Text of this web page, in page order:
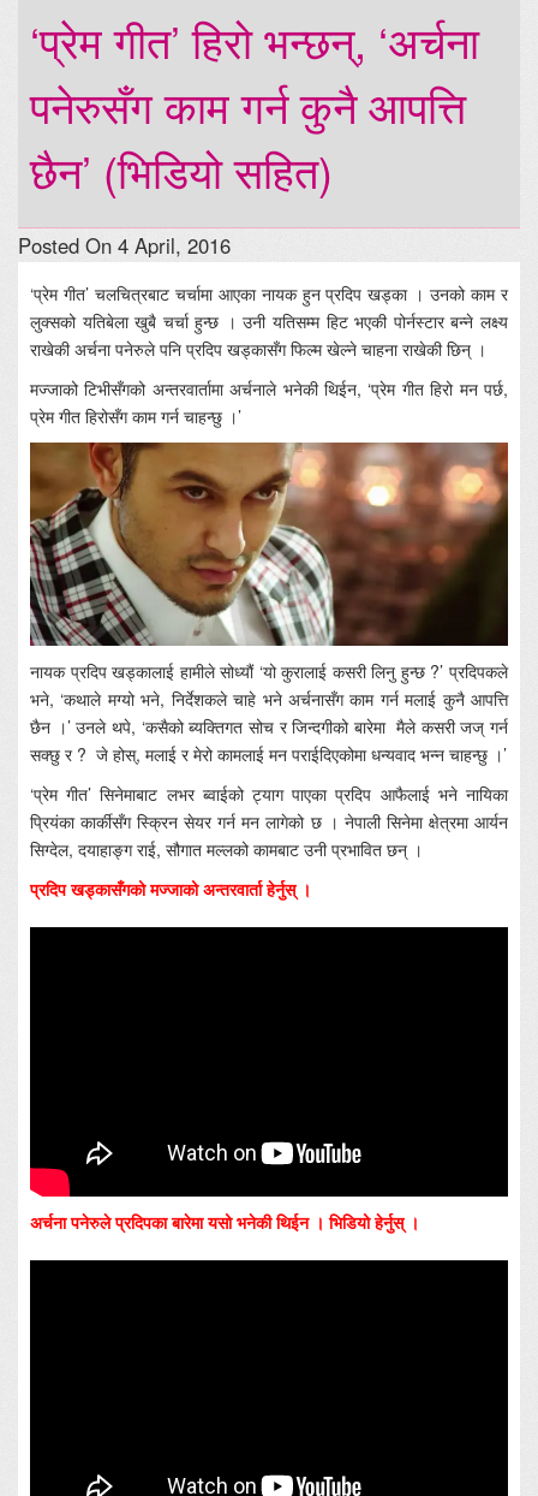
‘प्रेम गीत’ हिरो भन्छन्, ‘अर्चना
पनेरुसँग काम गर्न कुनै आपत्ति
छैन’ (भिडियो सहित)
Posted On 4 April, 2016
‘प्रेम गीत’ चलचित्रबाट चर्चामा आएका नायक हुन प्रदिप खड्का । उनको काम र
लुक्सको यतिबेला खुबै चर्चा हुन्छ । उनी यतिसम्म हिट भएकी पोर्नस्टार बन्ने लक्ष्य
राखेकी अर्चना पनेरुले पनि प्रदिप खड्कासँग फिल्म खेल्ने चाहना राखेकी छिन् ।
मज्जाको टिभीसँगको अन्तरवार्तामा अर्चनाले भनेकी थिईन, ‘प्रेम गीत हिरो मन पर्छ,
प्रेम गीत हिरोसँग काम गर्न चाहन्छु ।’
नायक प्रदिप खड्कालाई हामीले सोध्यौं ‘यो कुरालाई कसरी लिनु हुन्छ ?’ प्रदिपकले
भने, ‘कथाले मग्यो भने, निर्देशकले चाहे भने अर्चनासँग काम गर्न मलाई कुनै आपत्ति
छैन ।’ उनले थपे, ‘कसैको ब्यक्तिगत सोच र जिन्दगीको बारेमा मैले कसरी जज् गर्न
सक्छु र ? जे होस्, मलाई र मेरो कामलाई मन पराईदिएकोमा धन्यवाद भन्न चाहन्छु ।’
‘प्रेम गीत’ सिनेमाबाट लभर ब्वाईको ट्याग पाएका प्रदिप आफैलाई भने नायिका
प्रियंका कार्कीसँग स्क्रिन सेयर गर्न मन लागेको छ । नेपाली सिनेमा क्षेत्रमा आर्यन
सिग्देल, दयाहाङ्ग राई, सौगात मल्लको कामबाट उनी प्रभावित छन् ।
प्रदिप खड्कासँगको मज्जाको अन्तरवार्ता हेर्नुस् ।
अर्चना पनेरुले प्रदिपका बारेमा यसो भनेकी थिईन । भिडियो हेर्नुस् ।